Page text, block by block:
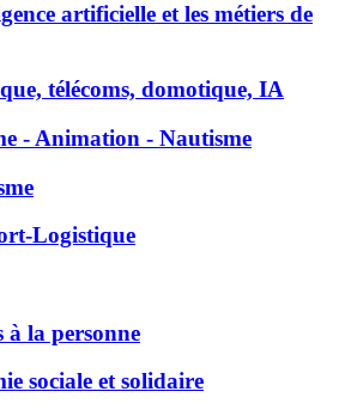
artificielle et les métiers de
télécoms, domotique, IA
- Animation - Nautisme
Logistique
à la personne
sociale et solidaire